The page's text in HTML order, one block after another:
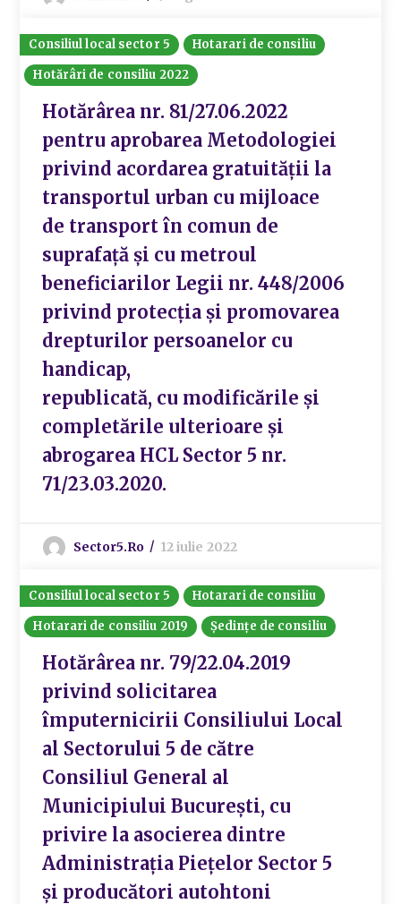
Consiliul local sector 5
Hotarari de consiliu
Hotărâri de consiliu 2022
Hotărârea nr. 81/27.06.2022
pentru aprobarea Metodologiei
privind acordarea gratuităţii la
transportul urban cu mijloace
de transport în comun de
suprafaţă şi cu metroul
beneficiarilor Legii nr. 448/2006
privind protecţia şi promovarea
drepturilor persoanelor cu
handicap,
republicată, cu modificările şi
completările ulterioare și
abrogarea HCL Sector 5 nr.
71/23.03.2020.
Sector5.ro 12 iulie 2022
Consiliul local sector 5
Hotarari de consiliu
Hotarari de consiliu 2019
Ședințe de consiliu
Hotărârea nr. 79/22.04.2019
privind solicitarea
împuternicirii Consiliului Local
al Sectorului 5 de către
Consiliul General al
Municipiului București, cu
privire la asocierea dintre
Administrația Piețelor Sector 5
și producători autohtoni